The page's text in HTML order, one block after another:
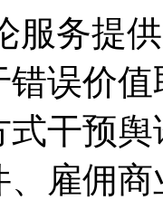
服务提
错误价
干预
、雇佣